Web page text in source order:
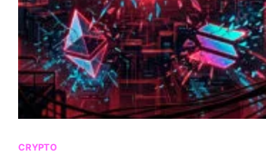
CRYPTO